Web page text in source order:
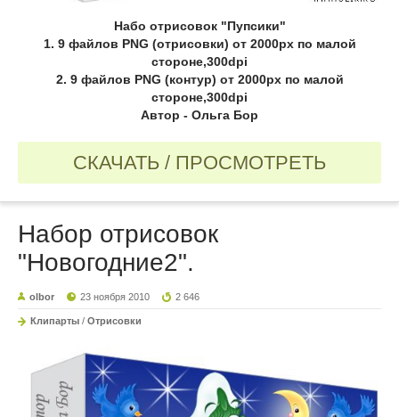
Набо отрисовок "Пупсики"
1. 9 файлов PNG (отрисовки) от 2000px по малой
стороне,300dpi
2. 9 файлов PNG (контур) от 2000px по малой
стороне,300dpi
Автор - Ольга Бор
СКАЧАТЬ / ПРОСМОТРЕТЬ
Набор отрисовок
"Новогодние2".
olbor 23 ноября 2010 2 646
Клипарты / Отрисовки